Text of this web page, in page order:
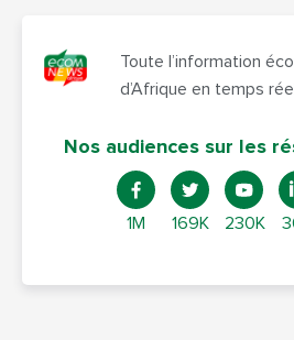
Toute l’information
d’Afrique en temps
Nos audiences sur les
1M 169K 230K